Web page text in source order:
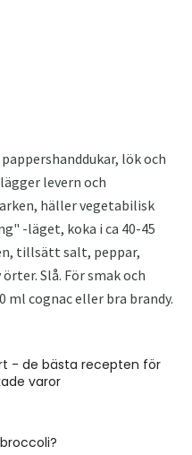
lök och
levern och
häller vegetabilisk
-läget, koka i ca 40-45
tillsätt salt, peppar,
Slå. För smak och
ml cognac eller bra brandy.
- de bästa recepten för
varor